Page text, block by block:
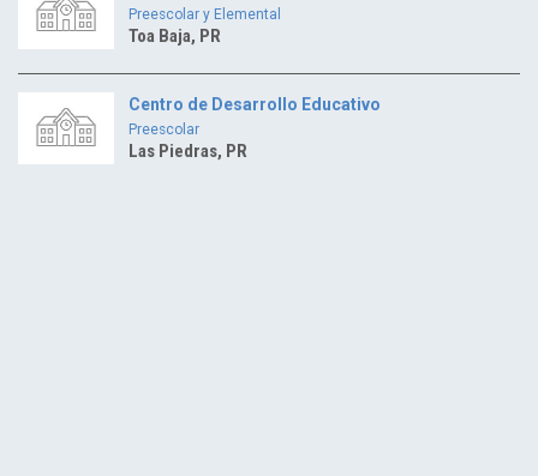
Preescolar y Elemental
Toa Baja, PR
Centro de Desarrollo Educativo
Preescolar
Las Piedras, PR